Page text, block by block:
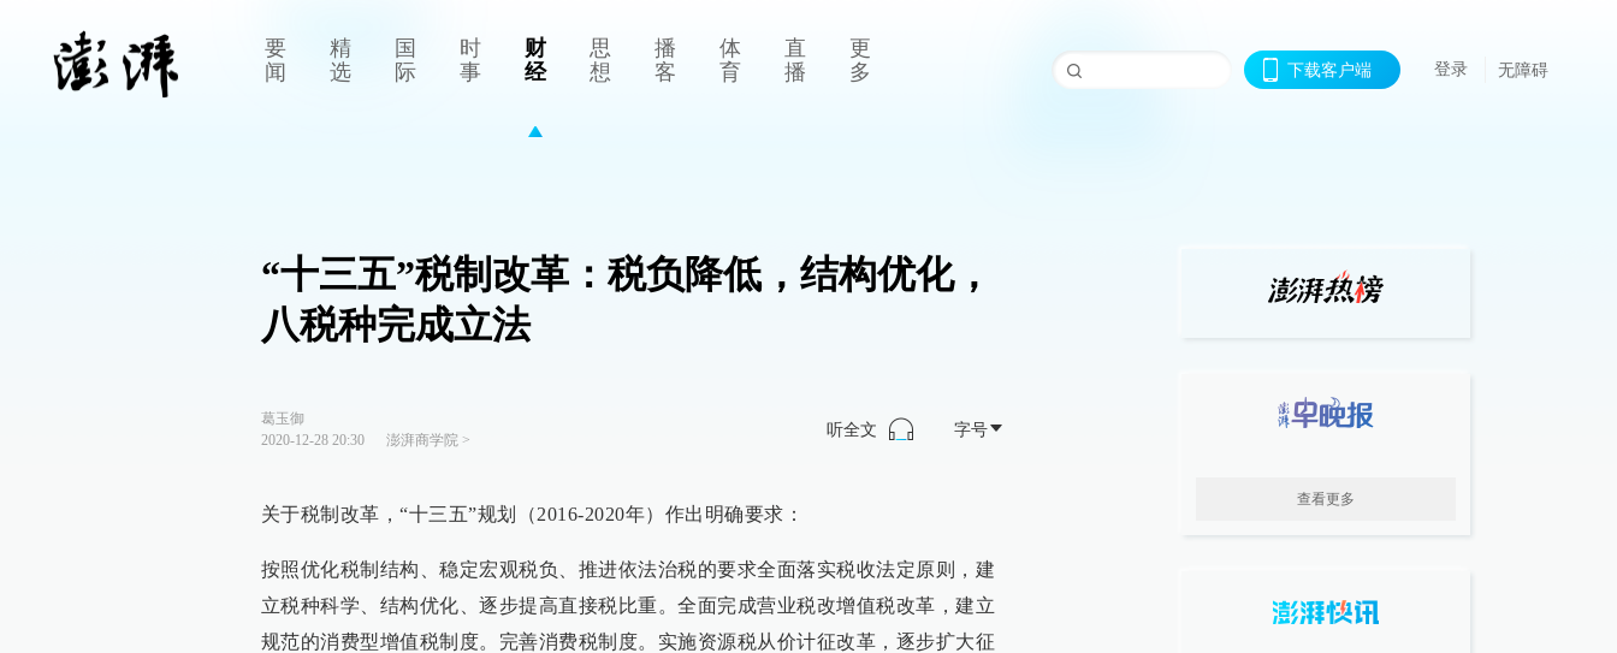
要
闻
精
选
国
际
时
事
财
经
思
想
播
客
体
育
直
播
更
多
下载客户端 登录 无障碍
“十三五”税制改革：税负降低，结构优化，
八税种完成立法
葛玉御
2020-12-28 20:30
澎湃商学院>
听全文 字号
关于税制改革，“十三五”规划（2016-2020年）作出明确要求：
按照优化税制结构、稳定宏观税负、推进依法治税的要求全面落实税收法定原则，建
立税种科学、结构优化、逐步提高直接税比重。全面完成营业税改增值税改革，建立
规范的消费型增值税制度。完善消费税制度。实施资源税从价计征改革，逐步扩大征
查看更多